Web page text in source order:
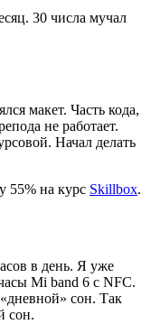
30 числа мучал
макет. Часть кода,
не работает.
Начал делать
55% на курс Skillbox.
в день. Я уже
Mi band 6 с NFC.
сон. Так
сон.